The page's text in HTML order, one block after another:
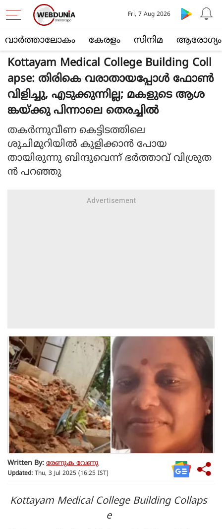
വാര്‍ത്താലോകം കേരളം സിനിമ ആരോഗ്യം
Fri, 7 Aug 2026
Kottayam Medical College Building Coll
apse: തിരികെ വരാതായപ്പോള്‍ ഫോണ്‍
വിളിച്ചു, എടുക്കുന്നില്ല; മകളുടെ ആശ
ങ്കയ്ക്കു പിന്നാലെ തെരച്ചില്‍
തകര്‍ന്നുവീണ കെട്ടിടത്തിലെ
ശുചിമുറിയില്‍ കുളിക്കാന്‍ പോയ
തായിരുന്നു ബിന്ദുവെന്ന് ഭര്‍ത്താവ് വിശ്രുത
ന്‍ പറഞ്ഞു
Written By: രേണുക വേണു
Updated: Thu, 3 Jul 2025 (16:25 IST)
Kottayam Medical College Building Collaps
e